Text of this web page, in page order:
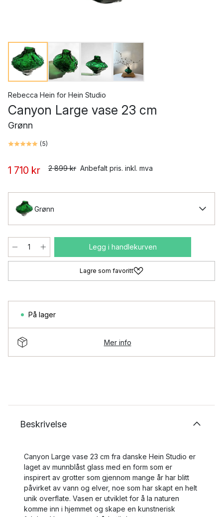
Rebecca Hein for Hein Studio
Canyon Large vase 23 cm
Grønn
(5)
1 710 kr 2 899 kr Anbefalt pris. inkl. mva
Grønn
Legg i handlekurven
Lagre som favoritt
På lager
Mer info
Beskrivelse
Canyon Large vase 23 cm fra danske Hein Studio er
laget av munnblåst glass med en form som er
inspirert av grotter som gjennom mange år har blitt
påvirket av vann og elver, noe som har skapt en helt
unik overflate. Vasen er utviklet for å la naturen
komme inn i hjemmet og skape en kunstnerisk